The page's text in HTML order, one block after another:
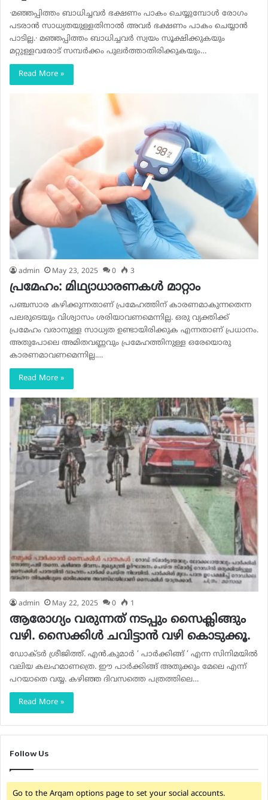
·മഞ്ഞപ്പിത്തം ബാധിച്ചവര്‍ ഭക്ഷണം പാകം ചെയ്യുമ്പോള്‍ രോഗം
പടരാന്‍ സാധ്യതയുള്ളതിനാല്‍ അവര്‍ ഭക്ഷണം പാകം ചെയ്യാന്‍
പാടില്ല.· മഞ്ഞപ്പിത്തം ബാധിച്ചവര്‍ സ്വയം സൂക്ഷിക്കുകയും
മറ്റുള്ളവരോട് സമ്പര്‍ക്കം പുലര്‍ത്താതിരിക്കുകയും…
Read More »
admin May 23, 2025 0 3
പ്രമേഹം: മിഥ്യാധാരണകൾ മാറ്റാം
പഞ്ചസാര കഴിക്കുന്നതാണ് പ്രമേഹത്തിന് കാരണമാകുന്നതെന്ന
പലരുടെയും വിശ്വാസം ശരിയാവണമെന്നില്ല. ഒരു വ്യക്തിക്ക്
പ്രമേഹം വരാനുള്ള സാധ്യത ഉണ്ടായിരിക്കുക എന്നതാണ് പ്രധാനം.
അതുപോലെ അമിതവണ്ണവും പ്രമേഹത്തിനുള്ള ഒരേയൊരു
കാരണമാവണമെന്നില്ല.…
Read More »
admin May 22, 2025 0 1
ആരോഗ്യം വരുന്നത് നടപ്പും സൈക്ലിങ്ങും
വഴി. സൈക്കിൾ ചവിട്ടാൻ വഴി കൊടുക്കൂ.
ഡോക്ടർ ശ്രീജിത്ത്‌. എൻ.കുമാർ ‘ പാർക്കിങ്ങ് ‘ എന്ന സിനിമയിൽ
വലിയ കലഹമാണത്രെ. ഈ പാർക്കിങ്ങ് അതുക്കും മേലെ എന്ന്
പറയാതെ വയ്യ. കഴിഞ്ഞ ദിവസത്തെ പത്രത്തിലെ…
Read More »
Follow Us
Go to the Arqam options page to set your social accounts.